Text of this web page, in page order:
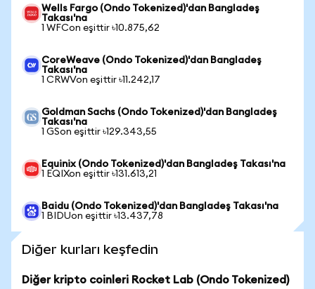
Wells Fargo (Ondo Tokenized)'dan Bangladeş
Takası'na
1 WFCon eşittir ৳10.875,62
CoreWeave (Ondo Tokenized)'dan Bangladeş
Takası'na
1 CRWVon eşittir ৳11.242,17
Goldman Sachs (Ondo Tokenized)'dan Bangladeş
Takası'na
1 GSon eşittir ৳129.343,55
Equinix (Ondo Tokenized)'dan Bangladeş Takası'na
1 EQIXon eşittir ৳131.613,21
Baidu (Ondo Tokenized)'dan Bangladeş Takası'na
1 BIDUon eşittir ৳13.437,78
Diğer kurları keşfedin
Diğer kripto coinleri Rocket Lab (Ondo Tokenized)